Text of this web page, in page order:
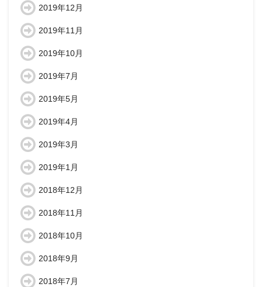
2019年12月
2019年11月
2019年10月
2019年7月
2019年5月
2019年4月
2019年3月
2019年1月
2018年12月
2018年11月
2018年10月
2018年9月
2018年7月